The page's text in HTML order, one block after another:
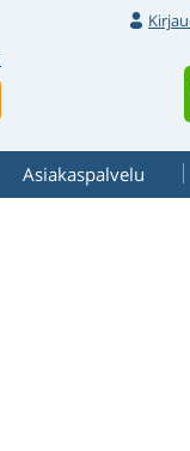
Asiakaspalvelu